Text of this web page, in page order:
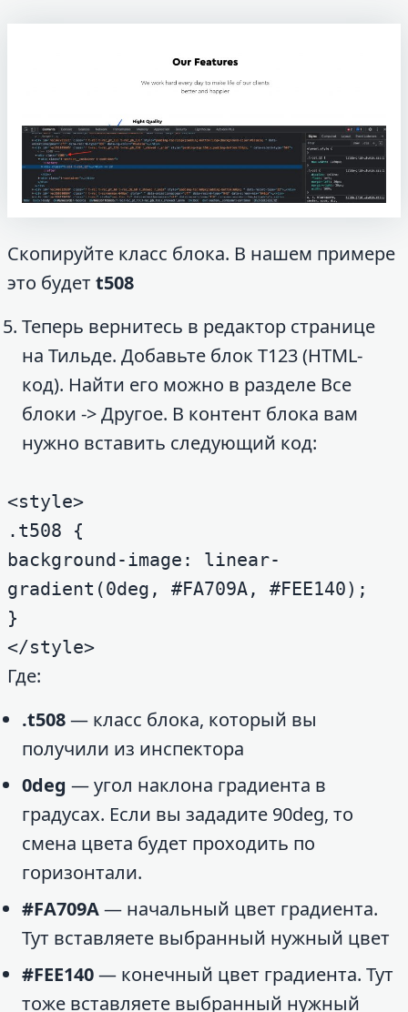
Скопируйте класс блока. В нашем примере
это будет t508
Теперь вернитесь в редактор странице
на Тильде. Добавьте блок T123 (HTML-
код). Найти его можно в разделе Все
блоки -> Другое. В контент блока вам
нужно вставить следующий код:
<style>
.t508 {
background-image: linear-
gradient(0deg, #FA709A, #FEE140);
}
</style>
Где:
.t508— класс блока, который вы
получили из инспектора
0deg — угол наклона градиента в
градусах. Если вы зададите 90deg, то
смена цвета будет проходить по
горизонтали.
#FA709A— начальный цвет градиента.
Тут вставляете выбранный нужный цвет
#FEE140— конечный цвет градиента. Тут
тоже вставляете выбранный нужный